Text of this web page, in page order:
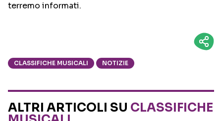
terremo informati.
CLASSIFICHE MUSICALI NOTIZIE
ALTRI ARTICOLI SU CLASSIFICHE